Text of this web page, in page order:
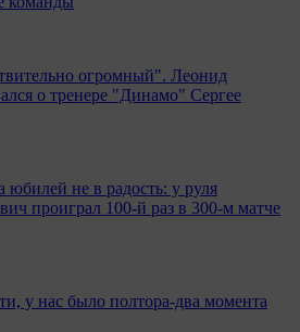
огромный". Леонид
о тренере "Динамо" Сергее
не в радость: у руля
проиграл 100-й раз в 300-м матче
у нас было полтора-два момента